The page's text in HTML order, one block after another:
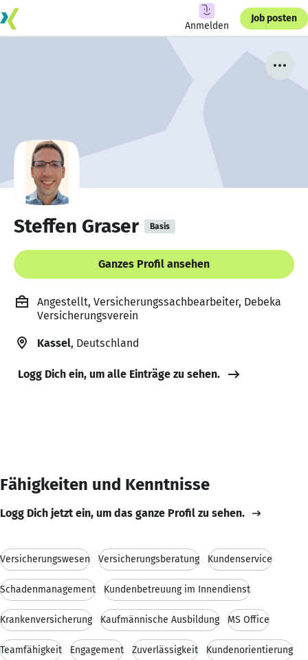
Anmelden
Job posten
Steffen Graser Basis
Ganzes Profil ansehen
Angestellt, Versicherungssachbearbeiter, Debeka
Versicherungsverein
Kassel, Deutschland
Logg Dich ein, um alle Einträge zu sehen.
Fähigkeiten und Kenntnisse
Logg Dich jetzt ein, um das ganze Profil zu sehen.
Versicherungswesen Versicherungsberatung Kundenservice
Schadenmanagement Kundenbetreuung im Innendienst
Krankenversicherung Kaufmännische Ausbildung MS Office
Teamfähigkeit Engagement Zuverlässigkeit Kundenorientierung